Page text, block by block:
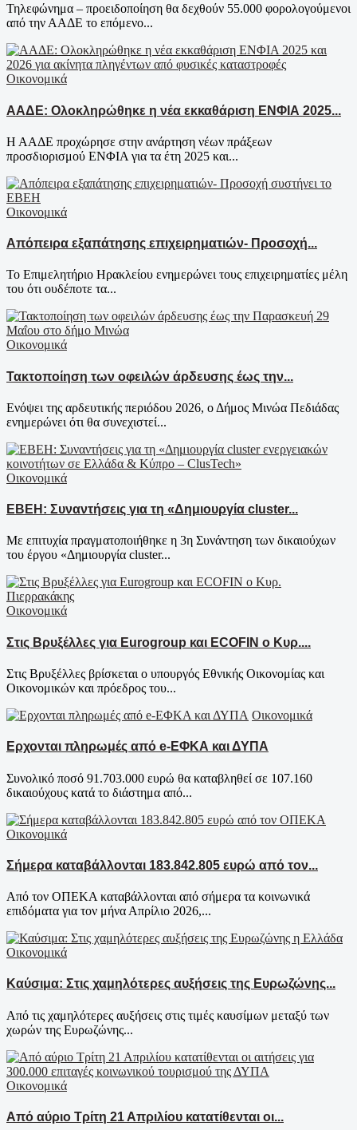
Τηλεφώνημα – προειδοποίηση θα δεχθούν 55.000 φορολογούμενοι
από την ΑΑΔΕ το επόμενο...
Οικονομικά
ΑΑΔΕ: Ολοκληρώθηκε η νέα εκκαθάριση ΕΝΦΙΑ 2025...
Η ΑΑΔΕ προχώρησε στην ανάρτηση νέων πράξεων
προσδιορισμού ΕΝΦΙΑ για τα έτη 2025 και...
Οικονομικά
Απόπειρα εξαπάτησης επιχειρηματιών- Προσοχή...
Το Επιμελητήριο Ηρακλείου ενημερώνει τους επιχειρηματίες μέλη
του ότι ουδέποτε τα...
Οικονομικά
Τακτοποίηση των οφειλών άρδευσης έως την...
Ενόψει της αρδευτικής περιόδου 2026, ο Δήμος Μινώα Πεδιάδας
ενημερώνει ότι θα συνεχιστεί...
Οικονομικά
EBEH: Συναντήσεις για τη «Δημιουργία cluster...
Με επιτυχία πραγματοποιήθηκε η 3η Συνάντηση των δικαιούχων
του έργου «Δημιουργία cluster...
Οικονομικά
Στις Βρυξέλλες για Eurogroup και ECOFIN ο Κυρ....
Στις Βρυξέλλες βρίσκεται ο υπουργός Εθνικής Οικονομίας και
Οικονομικών και πρόεδρος του...
Οικονομικά
Ερχονται πληρωμές από e-ΕΦΚΑ και ΔΥΠΑ
Συνολικό ποσό 91.703.000 ευρώ θα καταβληθεί σε 107.160
δικαιούχους κατά το διάστημα από...
Οικονομικά
Σήμερα καταβάλλονται 183.842.805 ευρώ από τον...
Από τον ΟΠΕΚΑ καταβάλλονται από σήμερα τα κοινωνικά
επιδόματα για τον μήνα Απρίλιο 2026,...
Οικονομικά
Καύσιμα: Στις χαμηλότερες αυξήσεις της Ευρωζώνης...
Από τις χαμηλότερες αυξήσεις στις τιμές καυσίμων μεταξύ των
χωρών της Ευρωζώνης...
Οικονομικά
Από αύριο Τρίτη 21 Απριλίου κατατίθενται οι...